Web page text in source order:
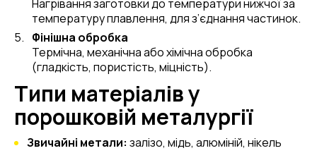
Нагрівання заготовки до температури нижчої за
температуру плавлення, для з’єднання частинок.
Фінішна обробка
Термічна, механічна або хімічна обробка
(гладкість, пористість, міцність).
Типи матеріалів у
порошковій металургії
Звичайні метали: залізо, мідь, алюміній, нікель